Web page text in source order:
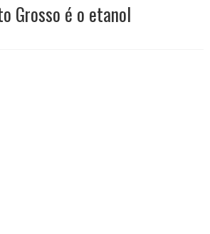
Grosso é o etanol